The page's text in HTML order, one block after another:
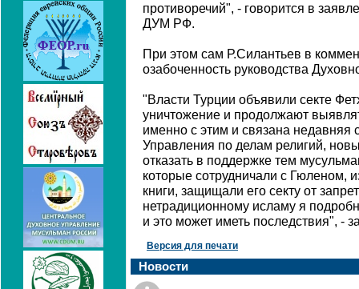
противоречий", - говорится в
ДУМ РФ.
При этом сам Р.Силантьев в
озабоченность руководства
"Власти Турции объявили секте
уничтожение и продолжают
именно с этим и связана недавняя
Управления по делам религий,
отказать в поддержке тем
которые сотрудничали с Гюленом,
книги, защищали его секту от
нетрадиционному исламу я
и это может иметь последствия", -
Версия для печати
Новости